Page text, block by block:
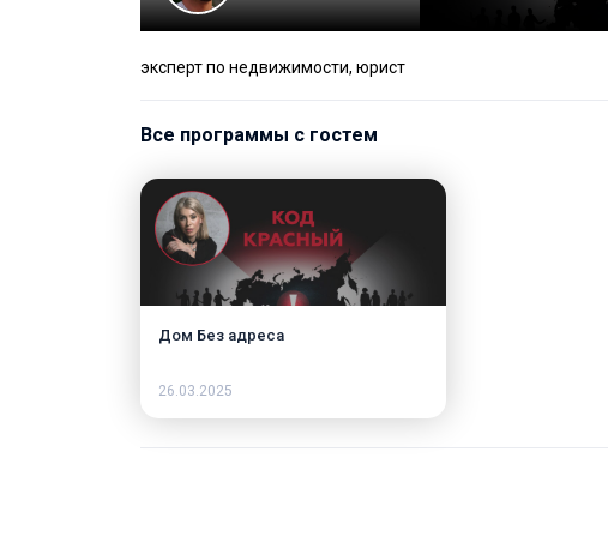
эксперт по недвижимости, юрист
Все программы с гостем
Дом Без адреса
26.03.2025